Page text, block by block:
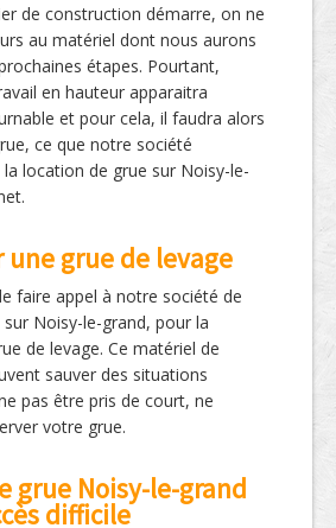
de construction démarre, on ne
au matériel dont nous aurons
étapes. Pourtant,
en hauteur apparaitra
et pour cela, il faudra alors
ce que notre société
la location de grue sur Noisy-le-
grue de levage
faire appel à notre société de
Noisy-le-grand, pour la
de levage. Ce matériel de
sauver des situations
pas être pris de court, ne
votre grue.
grue Noisy-le-grand
difficile